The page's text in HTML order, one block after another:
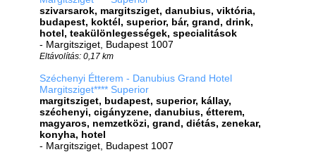
szivarsarok, margitsziget, danubius, viktória,
budapest, koktél, superior, bár, grand, drink,
hotel, teakülönlegességek, specialitások
- Margitsziget, Budapest 1007
Eltávolítás: 0,17 km
Széchenyi Étterem - Danubius Grand Hotel
Margitsziget**** Superior
margitsziget, budapest, superior, kállay,
széchenyi, cigányzene, danubius, étterem,
magyaros, nemzetközi, grand, diétás, zenekar,
konyha, hotel
- Margitsziget, Budapest 1007